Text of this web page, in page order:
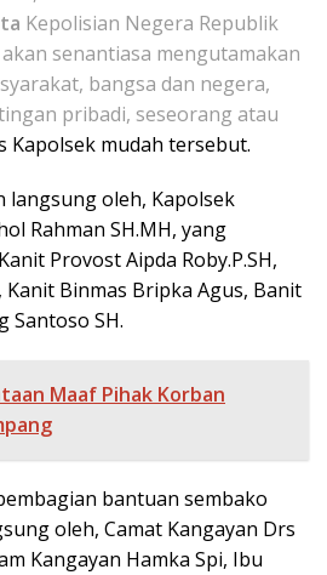
Kepolisian Negera Republik
senantiasa mengutamakan
bangsa dan negera,
pribadi, seseorang atau
Kapolsek mudah tersebut.
langsung oleh, Kapolsek
Rahman SH.MH, yang
Provost Aipda Roby.P.SH,
Binmas Bripka Agus, Banit
Santoso SH.
Maaf Pihak Korban
bantuan sembako
oleh, Camat Kangayan Drs
Kangayan Hamka Spi, Ibu